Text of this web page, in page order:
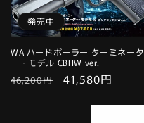
発売中
WA ハードボーラー ターミネータ
ー・モデル CBHW ver.
通
46,200円
セ
41,580円